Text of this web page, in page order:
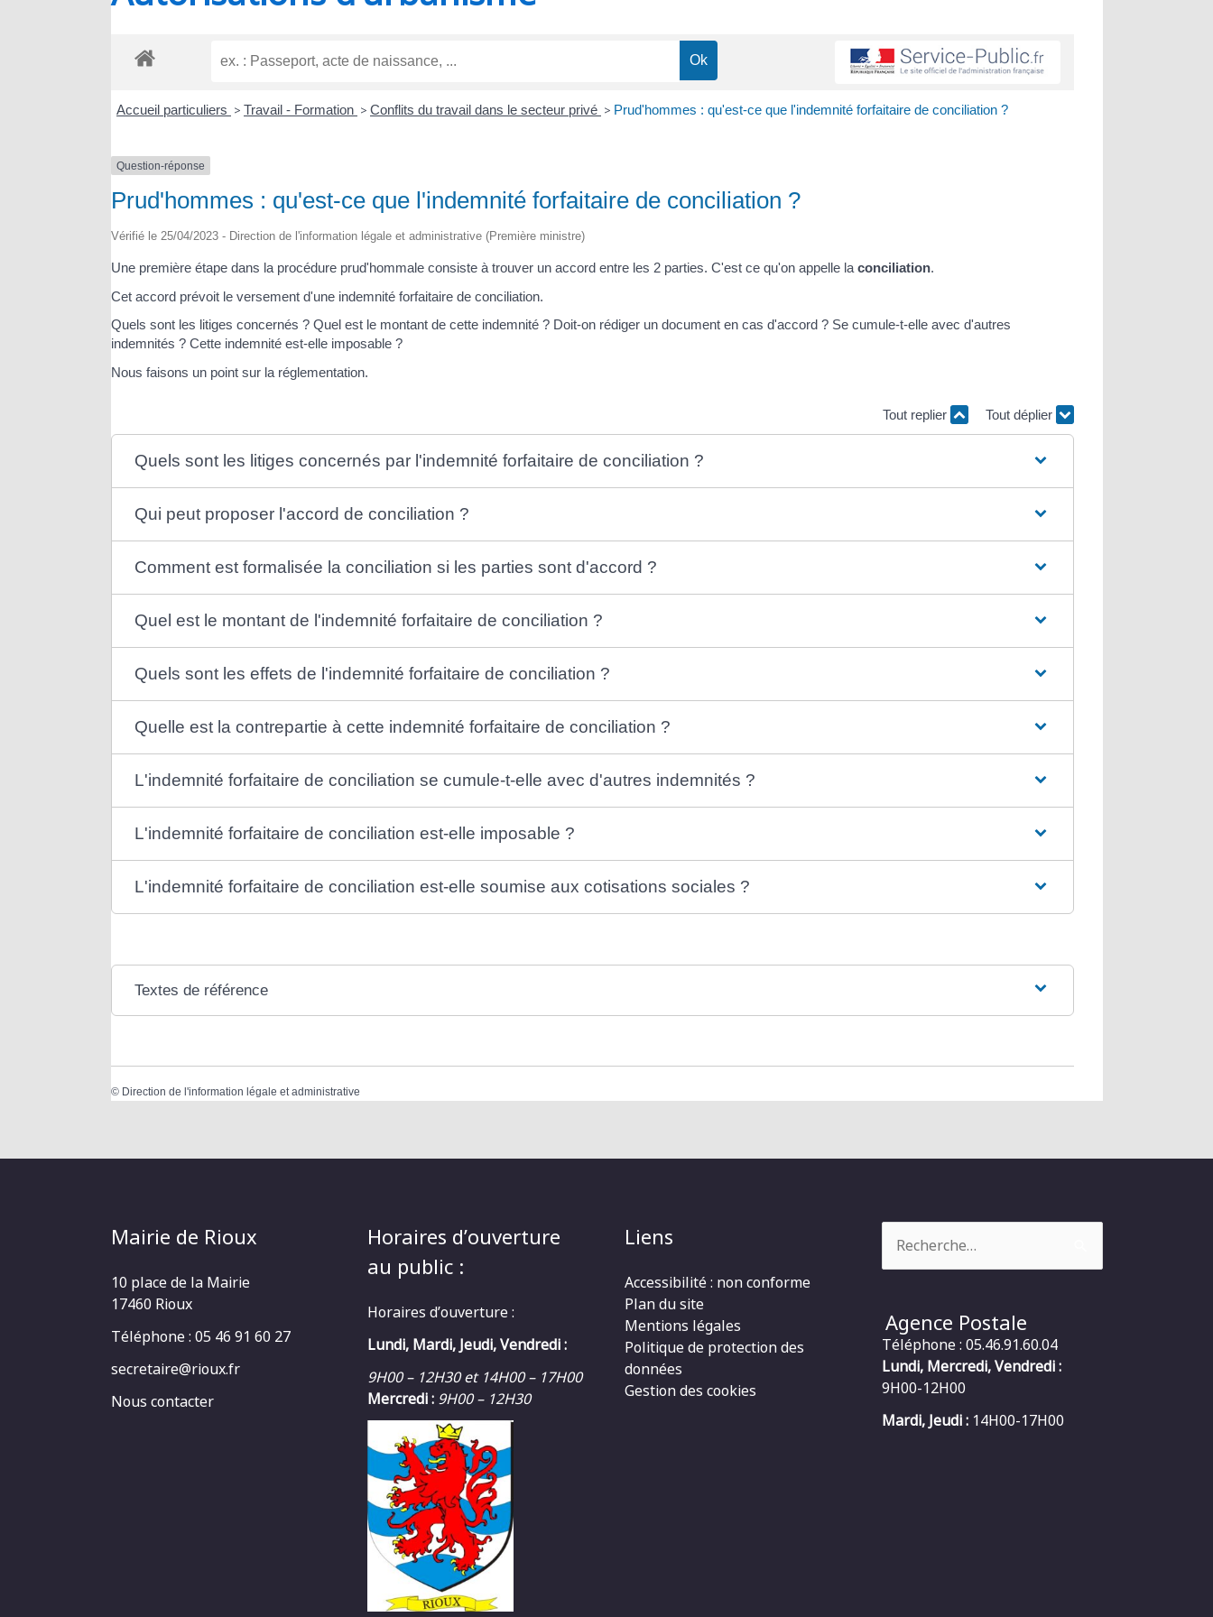
Accueil particuliers > Travail - Formation > Conflits du travail dans le secteur privé > Prud'hommes : qu'est-ce que l'indemnité forfaitaire de conciliation ?
Question-réponse
Prud'hommes : qu'est-ce que l'indemnité forfaitaire de conciliation ?
Vérifié le 25/04/2023 - Direction de l'information légale et administrative (Première ministre)
Une première étape dans la procédure prud'hommale consiste à trouver un accord entre les 2 parties. C'est ce qu'on appelle la conciliation.
Cet accord prévoit le versement d'une indemnité forfaitaire de conciliation.
Quels sont les litiges concernés ? Quel est le montant de cette indemnité ? Doit-on rédiger un document en cas d'accord ? Se cumule-t-elle avec d'autres
indemnités ? Cette indemnité est-elle imposable ?
Nous faisons un point sur la réglementation.
Tout replier Tout déplier
Quels sont les litiges concernés par l'indemnité forfaitaire de conciliation ?
Qui peut proposer l'accord de conciliation ?
Comment est formalisée la conciliation si les parties sont d'accord ?
Quel est le montant de l'indemnité forfaitaire de conciliation ?
Quels sont les effets de l'indemnité forfaitaire de conciliation ?
Quelle est la contrepartie à cette indemnité forfaitaire de conciliation ?
L'indemnité forfaitaire de conciliation se cumule-t-elle avec d'autres indemnités ?
L'indemnité forfaitaire de conciliation est-elle imposable ?
L'indemnité forfaitaire de conciliation est-elle soumise aux cotisations sociales ?
Textes de référence
© Direction de l'information légale et administrative
Mairie de Rioux
10 place de la Mairie
17460 Rioux
Téléphone : 05 46 91 60 27
secretaire@rioux.fr
Nous contacter
Horaires d’ouverture
au public :
Horaires d’ouverture :
Lundi, Mardi, Jeudi, Vendredi :
9H00 – 12H30 et 14H00 – 17H00
Mercredi : 9H00 – 12H30
Liens
Accessibilité : non conforme
Plan du site
Mentions légales
Politique de protection des
données
Gestion des cookies
Agence Postale
Téléphone : 05.46.91.60.04
Lundi, Mercredi, Vendredi :
9H00-12H00
Mardi, Jeudi : 14H00-17H00